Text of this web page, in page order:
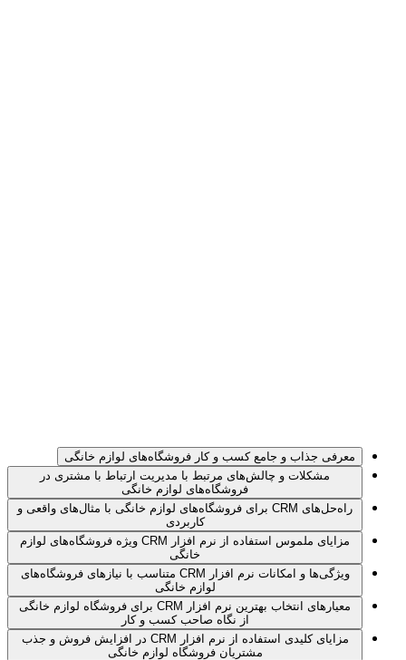
معرفی جذاب و جامع کسب و کار فروشگاه‌های لوازم خانگی
مشکلات و چالش‌های مرتبط با مدیریت ارتباط با مشتری در
فروشگاه‌های لوازم خانگی
راه‌حل‌های CRM برای فروشگاه‌های لوازم خانگی با مثال‌های واقعی و
کاربردی
مزایای ملموس استفاده از نرم افزار CRM ویژه فروشگاه‌های لوازم
خانگی
ویژگی‌ها و امکانات نرم افزار CRM متناسب با نیازهای فروشگاه‌های
لوازم خانگی
معیارهای انتخاب بهترین نرم افزار CRM برای فروشگاه لوازم خانگی
از نگاه صاحب کسب و کار
مزایای کلیدی استفاده از نرم افزار CRM در افزایش فروش و جذب
مشتریان فروشگاه لوازم خانگی